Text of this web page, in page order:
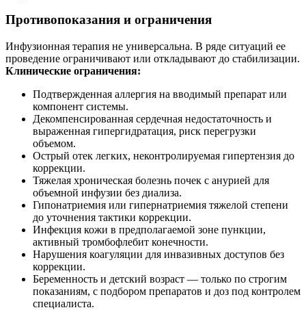
Противопоказания и ограничения
Инфузионная терапия не универсальна. В ряде ситуаций ее
проведение ограничивают или откладывают до стабилизации.
Клинические ограничения:
Подтвержденная аллергия на вводимый препарат или
компонент системы.
Декомпенсированная сердечная недостаточность и
выраженная гипергидратация, риск перегрузки
объемом.
Острый отек легких, неконтролируемая гипертензия до
коррекции.
Тяжелая хроническая болезнь почек с анурией для
объемной инфузии без диализа.
Гипонатриемия или гипернатриемия тяжелой степени
до уточнения тактики коррекции.
Инфекция кожи в предполагаемой зоне пункции,
активный тромбофлебит конечности.
Нарушения коагуляции для инвазивных доступов без
коррекции.
Беременность и детский возраст — только по строгим
показаниям, с подбором препаратов и доз под контролем
специалиста.